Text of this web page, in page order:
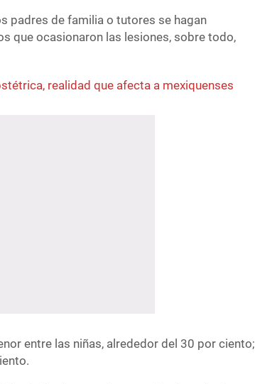
padres de familia o tutores se hagan
que ocasionaron las lesiones, sobre todo,
realidad que afecta a mexiquenses
entre las niñas, alrededor del 30 por ciento;